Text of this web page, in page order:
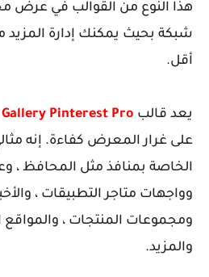
هذا النوع من القوالب في عرض
شبكة بحيث يمكنك إدارة
أقل.
يعد قالب Gallery Pinterest Pro
على غرار المعرض كفاءة. إنه
الخاصة بمنافذ مثل المحافظ ،
وواجهات متاجر التطبيقات ،
ومجموعات المنتجات ، والمواقع
والمزيد.